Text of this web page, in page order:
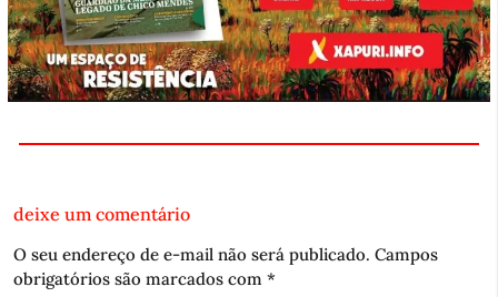
deixe um comentário
O seu endereço de e-mail não será publicado. Campos
obrigatórios são marcados com *